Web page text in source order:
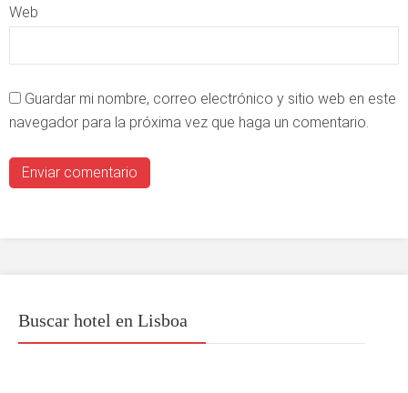
Web
Guardar mi nombre, correo electrónico y sitio web en este
navegador para la próxima vez que haga un comentario.
Buscar hotel en Lisboa